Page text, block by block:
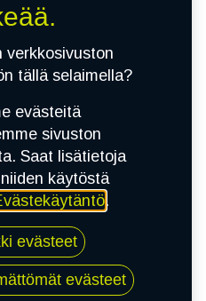
verkkosivuston
tällä selaimella?
evästeitä
sivuston
Saat lisätietoja
käytöstä
.
evästeet
evästeet